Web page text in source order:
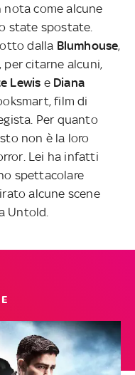
nota come alcune
state spostate.
dalla Blumhouse,
per citarne alcuni,
Lewis e Diana
film di
Per quanto
non è la loro
Lei ha infatti
spettacolare
alcune scene
Untold.